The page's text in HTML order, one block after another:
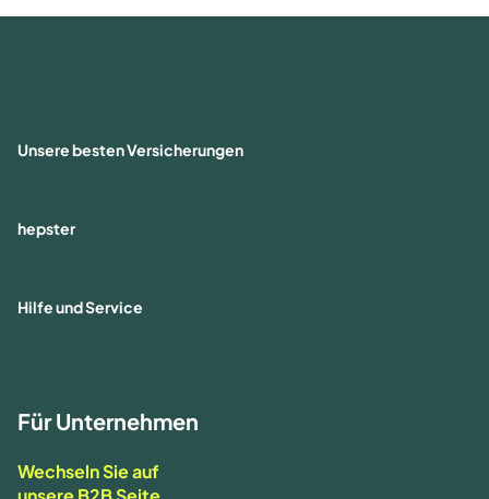
Unsere besten Versicherungen
hepster
Hilfe und Service
Für Unternehmen
Wechseln Sie auf